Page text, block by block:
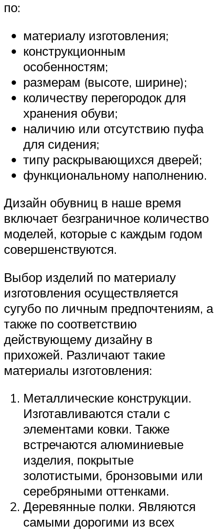
по:
материалу изготовления;
конструкционным
особенностям;
размерам (высоте, ширине);
количеству перегородок для
хранения обуви;
наличию или отсутствию пуфа
для сидения;
типу раскрывающихся дверей;
функциональному наполнению.
Дизайн обувниц в наше время
включает безграничное количество
моделей, которые с каждым годом
совершенствуются.
Выбор изделий по материалу
изготовления осуществляется
сугубо по личным предпочтениям, а
также по соответствию
действующему дизайну в
прихожей. Различают такие
материалы изготовления:
Металлические конструкции.
Изготавливаются стали с
элементами ковки. Также
встречаются алюминиевые
изделия, покрытые
золотистыми, бронзовыми или
серебряными оттенками.
Деревянные полки. Являются
самыми дорогими из всех